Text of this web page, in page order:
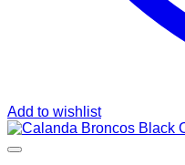
Add to wishlist